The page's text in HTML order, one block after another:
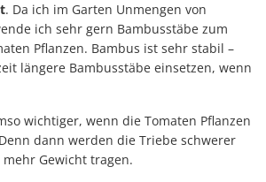
. Da ich im Garten Unmengen von
ich sehr gern Bambusstäbe zum
Pflanzen. Bambus ist sehr stabil –
längere Bambusstäbe einsetzen, wenn
wichtiger, wenn die Tomaten Pflanzen
dann werden die Triebe schwerer
Gewicht tragen.